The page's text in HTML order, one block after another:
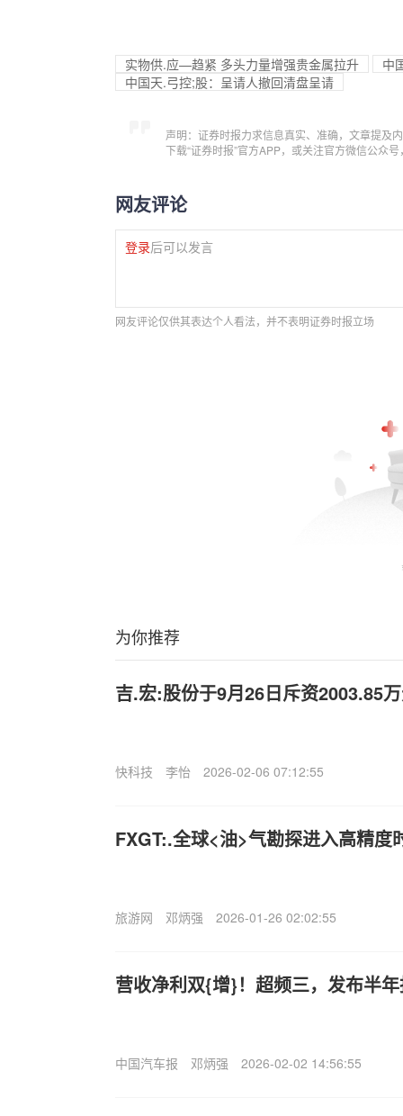
实物供.应—趋紧 多头力量增强贵金属拉升
中
中国天.弓控;股：呈请人撤回清盘呈请
声明：证券时报力求信息真实、准确，文章提及
下载“证券时报”官方APP，或关注官方微信公众
网友评论
登录后可以发言
网友评论仅供其表达个人看法，并不表明证券时报立场
为你推荐
吉.宏:股份于9月26日斥资2003.85
快科技 李怡 2026-02-06 07:12:55
FXGT:.全球<油>气勘探进入高精度
旅游网 邓炳强 2026-01-26 02:02:55
营收净利双{增}！超频三，发布半
中国汽车报 邓炳强 2026-02-02 14:56:55